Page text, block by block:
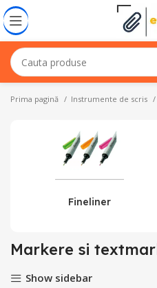
Prima pagină Instrumente de scris
Fineliner
Markere si
Show sidebar